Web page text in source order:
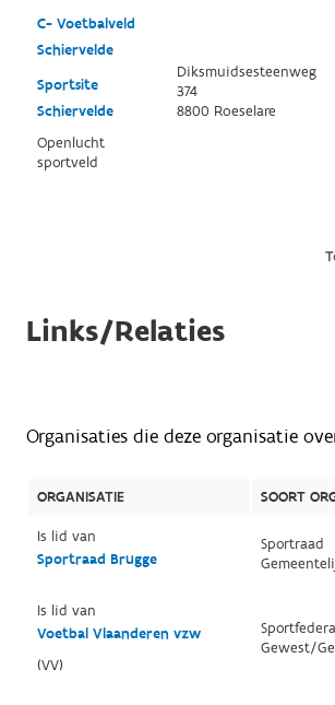
C- Voetbalveld
Schiervelde
Sportsite
Schiervelde
Openlucht
sportveld
Diksmuidsesteenweg
374
8800 Roeselare
Links/Relaties
Organisaties die deze organisatie
ORGANISATIE
SOORT
Is lid van
Sportraad Brugge
Sportraad
Is lid van
Voetbal Vlaanderen vzw
(VV)
Gewest/